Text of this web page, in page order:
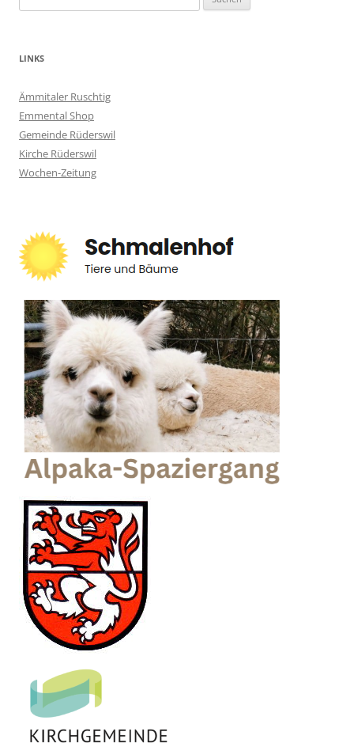
nach:
LINKS
Ämmitaler Ruschtig
Emmental Shop
Gemeinde Rüderswil
Kirche Rüderswil
Wochen-Zeitung